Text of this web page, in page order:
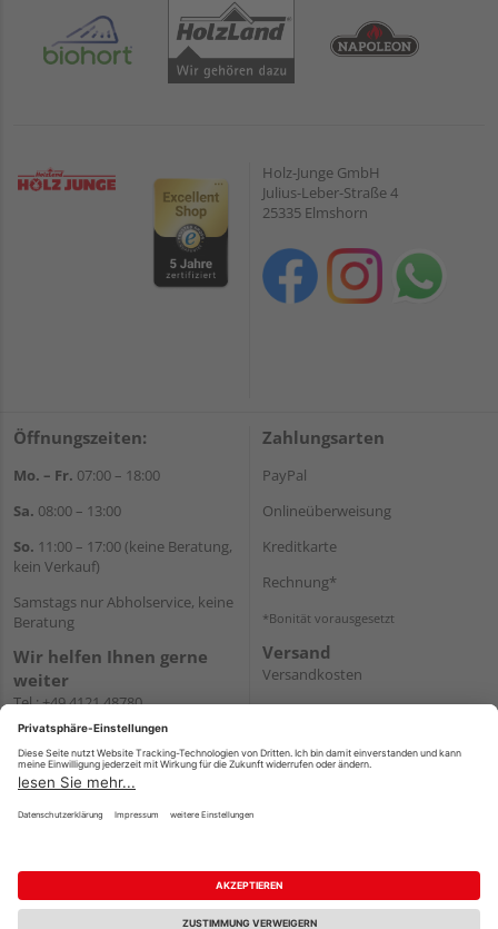
Holz-Junge GmbH
Julius-Leber-Straße 4
25335 Elmshorn
Öffnungszeiten:
Mo. – Fr. 07:00 – 18:00
Sa. 08:00 – 13:00
So. 11:00 – 17:00 (keine Beratung,
kein Verkauf)
Samstags nur Abholservice, keine
Beratung
Wir helfen Ihnen gerne
weiter
Tel.:+49 4121 48780
E-Mail:onlineshop@holz-
WhatsApp
Zahlungsarten
PayPal
Onlineüberweisung
Kreditkarte
Rechnung*
*Bonität vorausgesetzt
Versand
Versandkosten
Impressum AGB Widerruf
Datenschutz
Reservierungsbedingungen
Vertrag widerrufen